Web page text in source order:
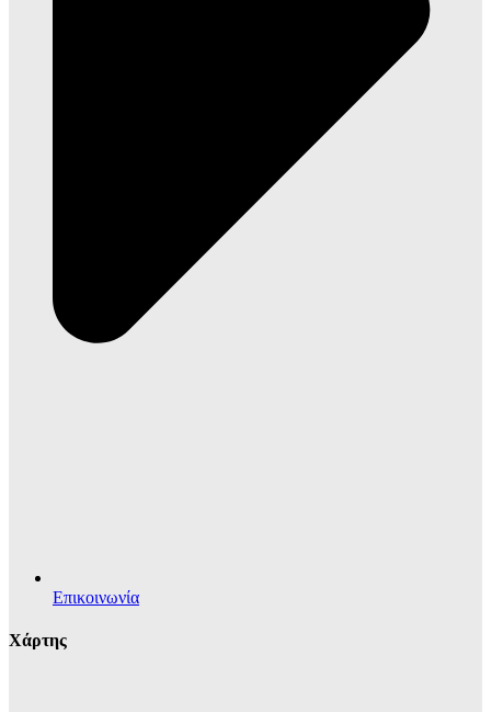
Επικοινωνία
Χάρτης